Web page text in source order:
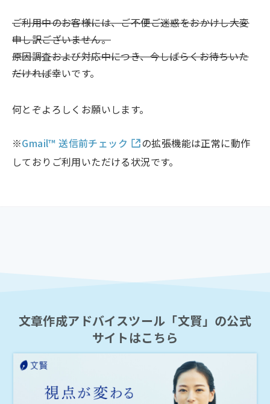
ご利用中のお客様には、ご不便ご迷惑をおかけし大変
申し訳ございません。
原因調査および対応中につき、今しばらくお待ちいた
だければ幸いです。
何とぞよろしくお願いします。
※Gmail™ 送信前チェック
の拡張機能は正常に動作
しておりご利用いただける状況です。
文章作成アドバイスツール「文賢」の公式
サイトはこちら